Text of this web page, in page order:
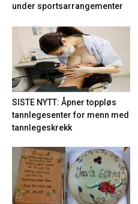
under sportsarrangementer
SISTE NYTT: Åpner toppløs
tannlegesenter for menn med
tannlegeskrekk